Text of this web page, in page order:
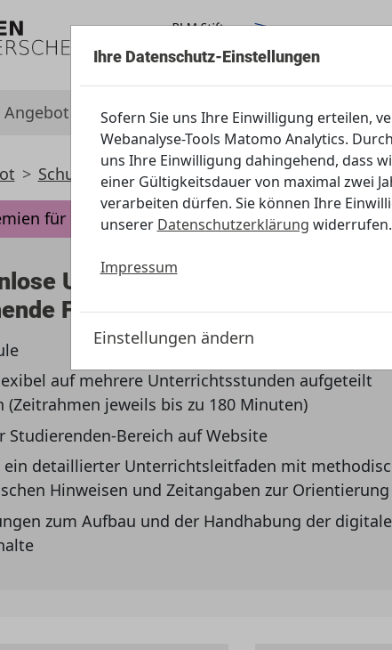
Angebot Initiative Servicecenter
Schule Fachakademien für Sozialpädagogik
für Sozialpädagogik
Unterrichtsmaterialien für
Fachkräfte
auf mehrere Unterrichtsstunden aufgeteilt
(Zeitrahmen jeweils bis zu 180 Minuten)
Studierenden-Bereich auf Website
ein detaillierter Unterrichtsleitfaden mit
Hinweisen und Zeitangaben zur Orientierung
zum Aufbau und der Handhabung der
Ihre Datenschutz-Einstellungen
Sofern Sie uns Ihre Einwilligung erteilen,
Webanalyse-Tools Matomo Analytics.
uns Ihre Einwilligung dahingehend, dass
einer Gültigkeitsdauer von maximal zwei
verarbeiten dürfen. Sie können Ihre
unserer Datenschutzerklärung widerrufen.
Impressum
Einstellungen ändern